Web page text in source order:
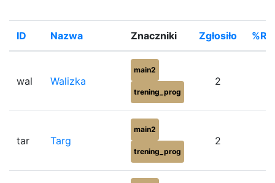
ID Nazwa Znaczniki Zgłosiło
wal Walizka
main2
trening_prog
2
tar Targ
main2
trening_prog
2